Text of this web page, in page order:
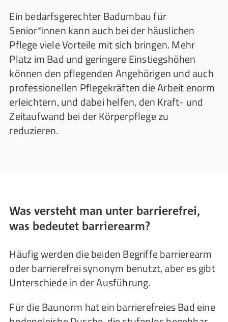
Ein bedarfsgerechter Badumbau für
Senior*innen kann auch bei der häuslichen
Pflege viele Vorteile mit sich bringen. Mehr
Platz im Bad und geringere Einstiegshöhen
können den pflegenden Angehörigen und auch
professionellen Pflegekräften die Arbeit enorm
erleichtern, und dabei helfen, den Kraft- und
Zeitaufwand bei der Körperpflege zu
reduzieren.
Was versteht man unter barrierefrei,
was bedeutet barrierearm?
Häufig werden die beiden Begriffe barrierearm
oder barrierefrei synonym benutzt, aber es gibt
Unterschiede in der Ausführung.
Für die Baunorm hat ein barrierefreies Bad eine